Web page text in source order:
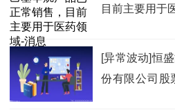
目前主要用于
[异常波动]恒
份有限公司股